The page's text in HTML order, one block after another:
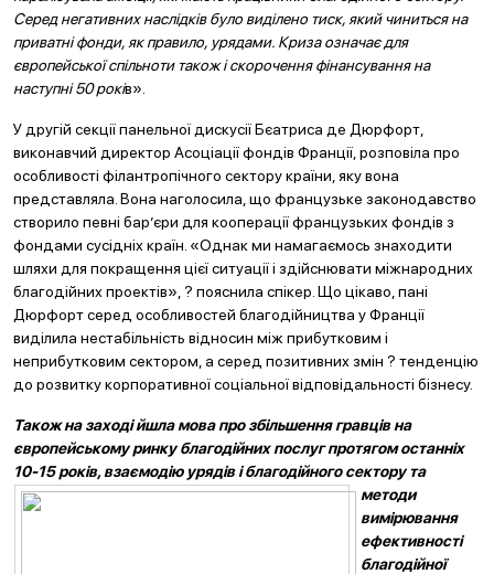
Серед негативних наслідків було виділено тиск, який чиниться на
приватні фонди, як правило, урядами. Криза означає для
європейської спільноти також і скорочення фінансування на
наступні 50 років».
У другій секції панельної дискусії Бєатриса де Дюрфорт,
виконавчий директор Асоціації фондів Франції, розповіла про
особливості філантропічного сектору країни, яку вона
представляла. Вона наголосила, що французьке законодавство
створило певні бар’єри для кооперації французьких фондів з
фондами сусідніх країн. «Однак ми намагаємось знаходити
шляхи для покращення цієї ситуації і здійснювати міжнародних
благодійних проектів», ? пояснила спікер. Що цікаво, пані
Дюрфорт серед особливостей благодійництва у Франції
виділила нестабільність відносин між прибутковим і
неприбутковим сектором, а серед позитивних змін ? тенденцію
до розвитку корпоративної соціальної відповідальності бізнесу.
Також на заході йшла мова про збільшення гравців на
європейському ринку благодійних послуг протягом останніх
10-15 років, взаємодію урядів іблагодійного сектору та
методи
вимірювання
ефективності
благодійної